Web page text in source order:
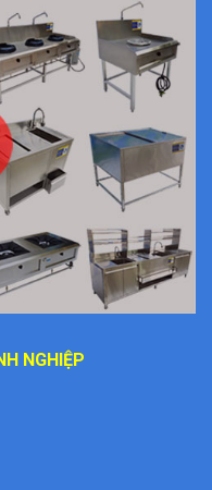
NGHIỆP